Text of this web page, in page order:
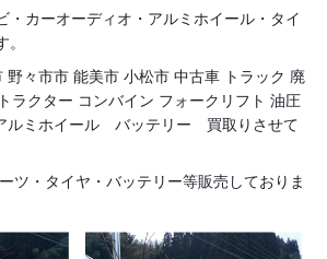
・カーオーディオ・アルミホイール・タイ
野々市市 能美市 小松市 中古車 トラック 廃
ラクター コンバイン フォークリフト 油圧
ルミホイール バッテリー 買取りさせて
ツ・タイヤ・バッテリー等販売しておりま